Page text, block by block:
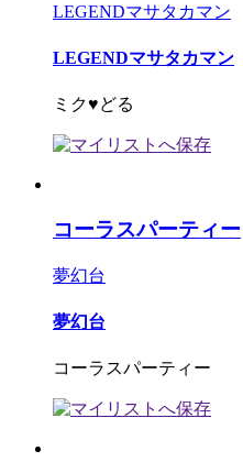
LEGENDマサタカマン
LEGENDマサタカマン
ミク♥どる
コーラスパーティー
夢幻台
夢幻台
コーラスパーティー